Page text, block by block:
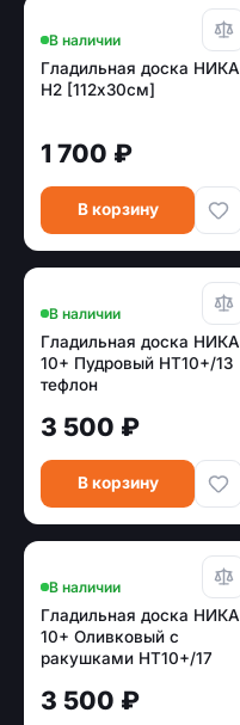
В наличии
Гладильная доска НИКА
Н2 [112х30см]
1 700 ₽
В корзину
В наличии
Гладильная доска НИКА
10+ Пудровый НТ10+/13
тефлон
3 500 ₽
В корзину
В наличии
Гладильная доска НИКА
10+ Оливковый с
ракушками НТ10+/17
3 500 ₽